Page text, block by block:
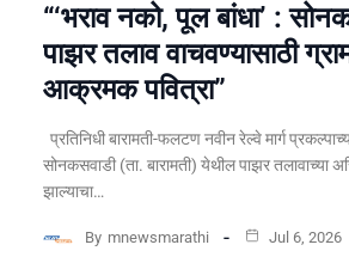
“‘भराव नको, पूल बांधा’ :
पाझर तलाव वाचवण्यासाठी
आक्रमक पवित्रा”
प्रतिनिधी बारामती-फलटण नवीन रेल्वे मार्ग
सोनकसवाडी (ता. बारामती) येथील पाझर तलावाच्या
झाल्याचा…
By mnewsmarathi Jul 6, 2026